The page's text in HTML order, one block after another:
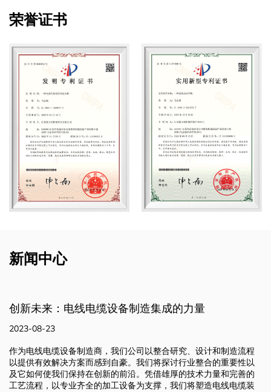
荣誉证书
新闻中心
力量
究、设计和制造流程
行业整合的重要性以
的技术力量和完善的
们将塑造电线电缆装
制造品质：先进技术和加工设备
我们集研究、设计和制造工艺于一体，在
备的支持下，使我们能够推动创新并提供
方案。我们致力于突破可能的界限，塑造
不断变化的需求。请继续关注，我们将继